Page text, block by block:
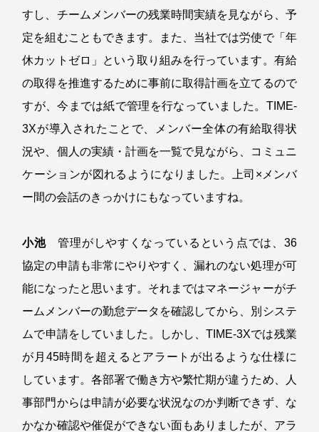
すし、チームメンバーの残業時間実績を見ながら、予
定を組むこともできます。また、当社では労使で「年
休カットゼロ」という取り組みを行っています。有給
の取得を推進するために事前に取得計画を立てるので
すが、今までは紙で管理を行なっていました。TIME-
3Xが導入されたことで、メンバー全体の有給取得状
況や、個人の実績・計画を一覧で見ながら、コミュニ
ケーションが図れるようになりました。上司×メンバ
ー間の会話のきっかけにもなっていますね。
小池管理がしやすくなっているという点では、36
協定の申請も非常にやりやすく、漏れのない処理が可
能になったと思います。それまではマネージャーがチ
ームメンバーの勤怠データを確認してから、別システ
ムで申請をしていました。しかし、TIME-3Xでは残業
が月45時間を超えるとアラートが出るような仕様に
しています。各部署で働き方や繁忙期が違うため、人
事部門からは申請が必要な状況なのか判断できず、な
かなか確認や催促ができない面もありましたが、アラ